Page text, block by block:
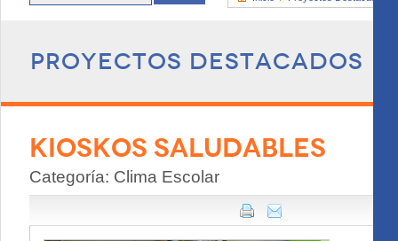
Proyectos destacados
KIOSKOS SALUDABLES
Categoría: Clima Escolar